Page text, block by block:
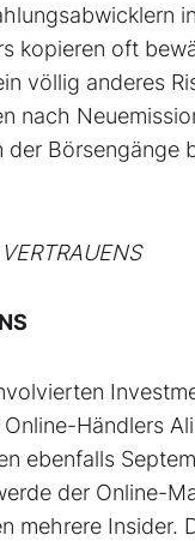
kopieren oft
völlig anderes
nach
der
Händlers
ebenfalls
der Online-
mehrere